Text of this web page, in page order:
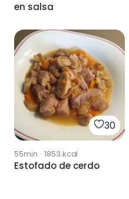
en salsa
30
55min · 1853 kcal
Estofado de cerdo